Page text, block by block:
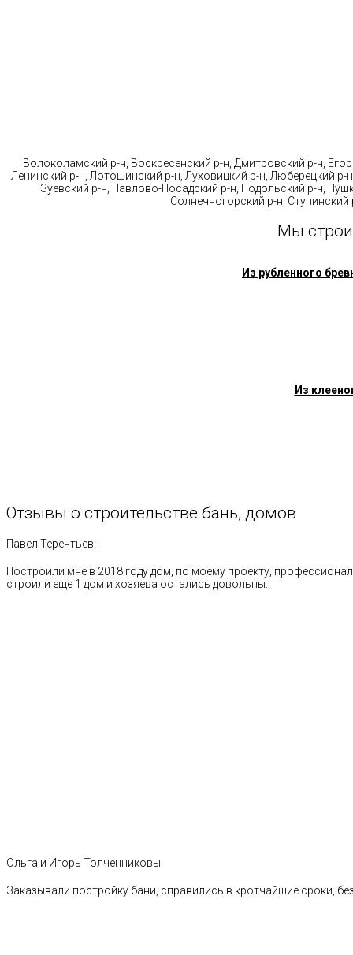
Волоколамский р-н, Воскресенский р-н, Дмитровский р-н,
Ленинский р-н, Лотошинский р-н, Луховицкий р-н, Люберецкий
Зуевский р-н, Павлово-Посадский р-н, Подольский р-н,
Солнечногорский р-н,
Мы
Из рубленного
Из
Отзывы о строительстве бань, домов
Павел Терентьев:
Построили мне в 2018 году дом, по моему проекту,
строили еще 1 дом и хозяева остались довольны.
Ольга и Игорь Толченниковы:
Заказывали постройку бани, справились в кротчайшие сроки,